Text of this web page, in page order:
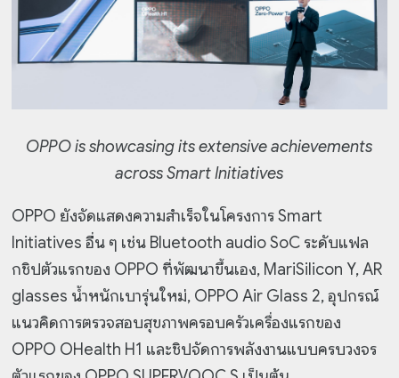
OPPO is showcasing its extensive achievements
across Smart Initiatives
OPPO ยังจัดแสดงความสำเร็จในโครงการ Smart
Initiatives อื่น ๆ เช่น Bluetooth audio SoC ระดับแฟล
กชิปตัวแรกของ OPPO ที่พัฒนาขึ้นเอง, MariSilicon Y, AR
glasses น้ำหนักเบารุ่นใหม่, OPPO Air Glass 2, อุปกรณ์
แนวคิดการตรวจสอบสุขภาพครอบครัวเครื่องแรกของ
OPPO OHealth H1 และชิปจัดการพลังงานแบบครบวงจร